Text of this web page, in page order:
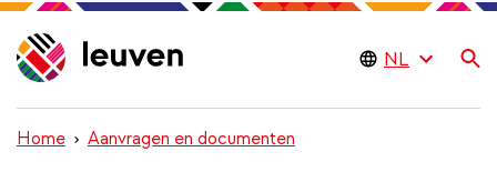
Overslaan
en
naar
inhoud
gaan
Home Aanvragen en documenten